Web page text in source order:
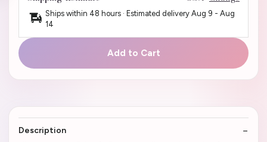
Ships within 48 hours · Estimated delivery Aug 9 - Aug
14
Add to Cart
Description